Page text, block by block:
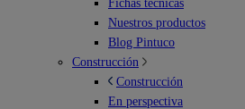
Fichas técnicas
Nuestros productos
Blog Pintuco
Construcción
Construcción
En perspectiva